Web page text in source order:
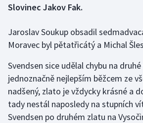
Futsal
Golf
Gymnastika
Házená
Slovinec Jakov Fak.
Jaroslav Soukup obsadil
Moravec byl pětatřicátý a Michal
Svendsen sice udělal chybu na
jednoznačně nejlepším běžcem ze
nadšený, zlato je vždycky krásné a
tady nestál naposledy na stupních
Svendsen po druhém zlatu na